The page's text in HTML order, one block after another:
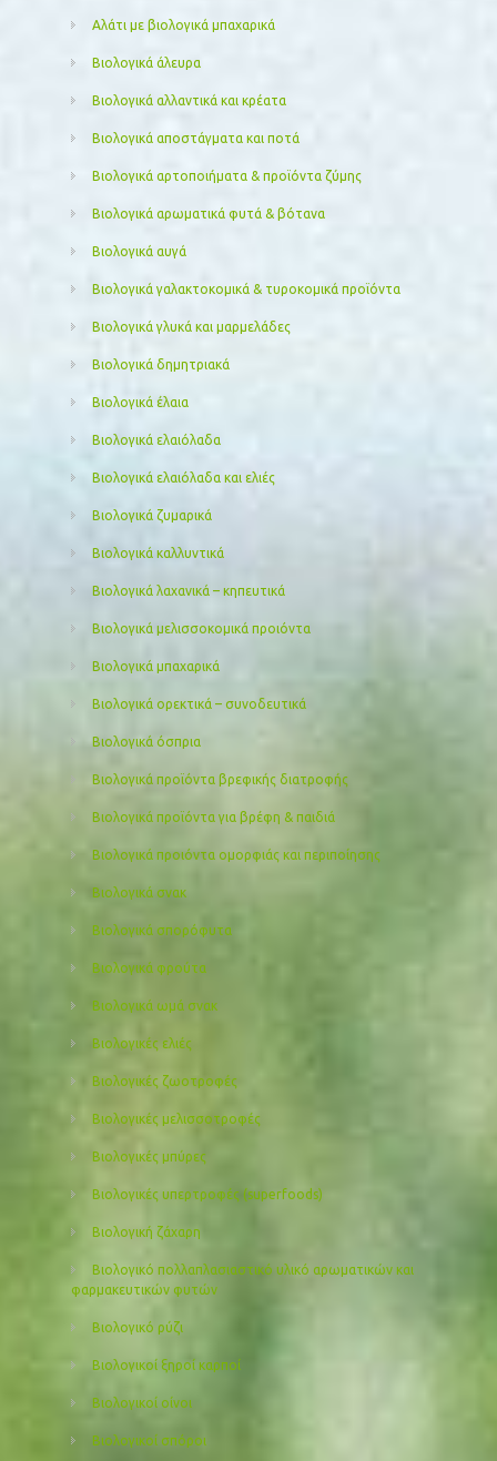
Αλάτι με βιολογικά μπαχαρικά
Βιολογικά άλευρα
Βιολογικά αλλαντικά και κρέατα
Βιολογικά αποστάγματα και ποτά
Βιολογικά αρτοποιήματα & προϊόντα ζύμης
Βιολογικά αρωματικά φυτά & βότανα
Βιολογικά αυγά
Βιολογικά γαλακτοκομικά & τυροκομικά προϊόντα
Βιολογικά γλυκά και μαρμελάδες
Βιολογικά δημητριακά
Βιολογικά έλαια
Βιολογικά ελαιόλαδα
Βιολογικά ελαιόλαδα και ελιές
Βιολογικά ζυμαρικά
Βιολογικά καλλυντικά
Βιολογικά λαχανικά – κηπευτικά
Βιολογικά μελισσοκομικά προιόντα
Βιολογικά μπαχαρικά
Βιολογικά ορεκτικά – συνοδευτικά
Βιολογικά όσπρια
Βιολογικά προϊόντα βρεφικής διατροφής
Βιολογικά προϊόντα για βρέφη & παιδιά
Βιολογικά προιόντα ομορφιάς και περιποίησης
Βιολογικά σνακ
Βιολογικά σπορόφυτα
Βιολογικά φρούτα
Βιολογικά ωμά σνακ
Βιολογικές ελιές
Βιολογικές ζωοτροφές
Βιολογικές μελισσοτροφές
Βιολογικές μπύρες
Βιολογικές υπερτροφές (superfoods)
Βιολογική ζάχαρη
Βιολογικό πολλαπλασιαστικό υλικό αρωματικών και
φαρμακευτικών φυτών
Βιολογικό ρύζι
Βιολογικοί ξηροί καρποί
Βιολογικοί οίνοι
Βιολογικοί σπόροι